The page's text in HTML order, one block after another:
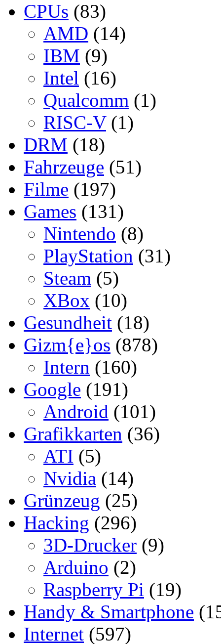
CPUs (83)
AMD (14)
IBM (9)
Intel (16)
Qualcomm (1)
RISC-V(1)
DRM (18)
Fahrzeuge (51)
Filme (197)
Games (131)
Nintendo (8)
PlayStation (31)
Steam (5)
XBox (10)
Gesundheit (18)
Gizm{e}os (878)
Intern (160)
Google (191)
Android (101)
Grafikkarten (36)
ATI (5)
Nvidia (14)
Grünzeug (25)
Hacking (296)
3D-Drucker (9)
Arduino (2)
Raspberry Pi (19)
Handy & Smartphone
Internet (597)